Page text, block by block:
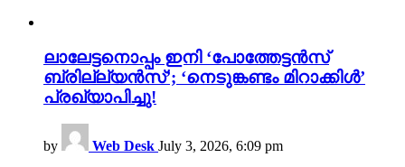
ലാലേട്ടനൊപ്പം ഇനി ‘പോത്തേട്ടൻസ്
ബ്രില്ല്യൻസ്’; ‘നെടുങ്കണ്ടം മിറാക്കിൾ’
പ്രഖ്യാപിച്ചു!
by Web Desk July 3, 2026, 6:09 pm